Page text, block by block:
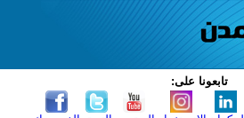
تابعونا على: